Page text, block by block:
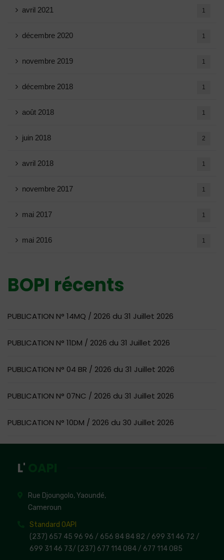
avril 2021 1
décembre 2020 1
novembre 2019 1
décembre 2018 1
août 2018 1
juin 2018 2
avril 2018 1
novembre 2017 1
mai 2017 1
mai 2016 1
BOPI récents
PUBLICATION N° 14MQ / 2026 du 31 Juillet 2026
PUBLICATION N° 11DM / 2026 du 31 Juillet 2026
PUBLICATION N° 04 BR / 2026 du 31 Juillet 2026
PUBLICATION N° 07NC / 2026 du 31 Juillet 2026
PUBLICATION N° 10DM / 2026 du 30 Juillet 2026
L'
Rue Djoungolo, Yaoundé,
Cameroun
Standard OAPI
(237) 657 45 96 96 / 656 84 84 82 / 699 31 46 72 /
699 31 46 73/ (237) 677 114 084 / 677 114 085